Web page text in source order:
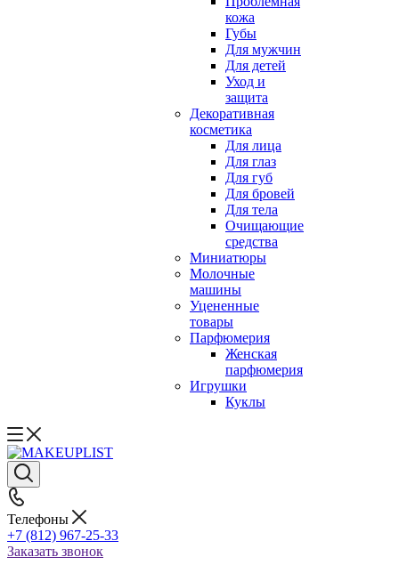
кожа
Губы
Для мужчин
Для детей
Уход и
защита
Декоративная
косметика
Для лица
Для глаз
Для губ
Для бровей
Для тела
Очищающие
средства
Миниатюры
Молочные
машины
Уцененные
товары
Парфюмерия
Женская
парфюмерия
Игрушки
Куклы
Телефоны
+7 (812) 967-25-33
Заказать звонок